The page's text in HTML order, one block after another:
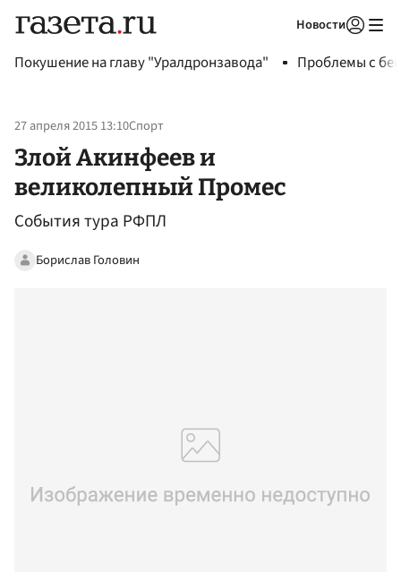
Новости
Покушение на главу "Уралдронзавода" Проблемы с
27 апреля 2015 13:10Спорт
Злой Акинфеев и
великолепный Промес
События тура РФПЛ
Борислав Головин